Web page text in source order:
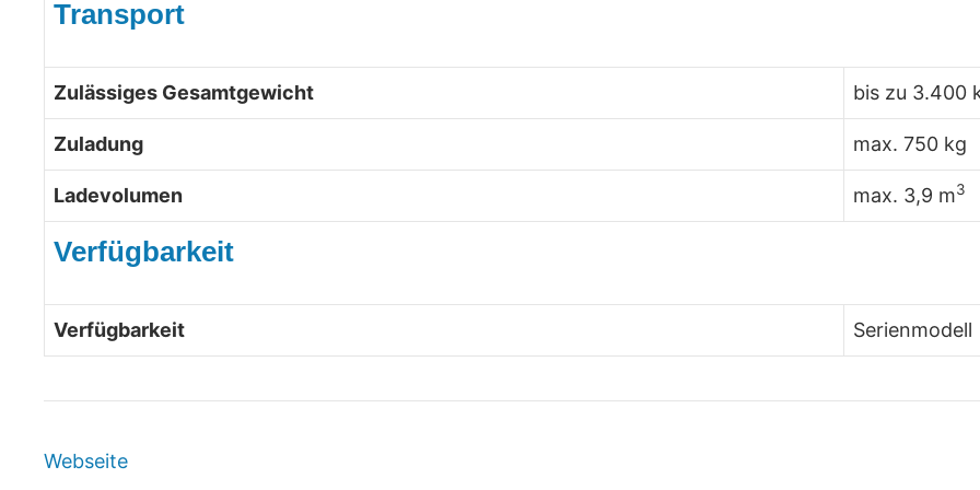
Transport
Zulässiges Gesamtgewicht bis zu 3.400
Zuladung max. 750 kg
Ladevolumen max. 3,9 m3
Verfügbarkeit
Verfügbarkeit Serienmodell
Webseite